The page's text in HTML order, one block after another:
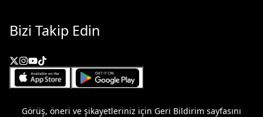
Bizi Takip Edin
Görüş, öneri ve şikayetleriniz için Geri Bildirim sayfasını